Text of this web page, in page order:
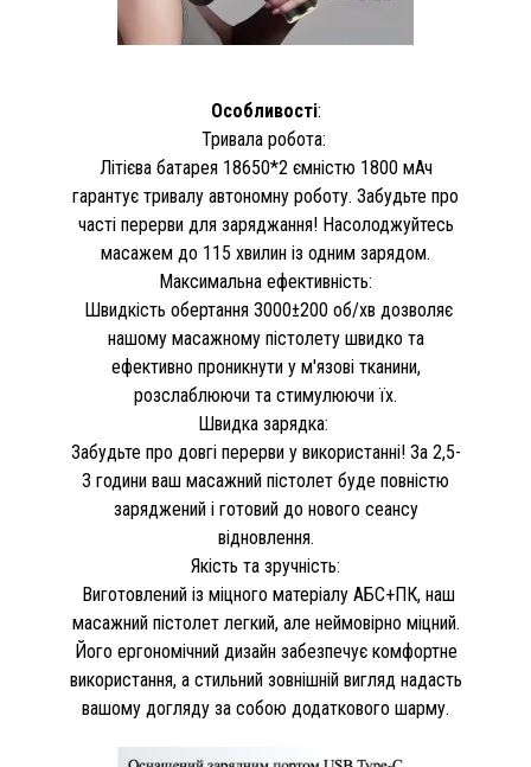
Особливості:
Тривала робота:
Літієва батарея 18650*2 ємністю 1800 мАч
гарантує тривалу автономну роботу. Забудьте про
часті перерви для заряджання! Насолоджуйтесь
масажем до 115 хвилин із одним зарядом.
Максимальна ефективність:
Швидкість обертання 3000±200 об/хв дозволяє
нашому масажному пістолету швидко та
ефективно проникнути у м'язові тканини,
розслаблюючи та стимулюючи їх.
Швидка зарядка:
Забудьте про довгі перерви у використанні! За 2,5-
3 години ваш масажний пістолет буде повністю
заряджений і готовий до нового сеансу
відновлення.
Якість та зручність:
Виготовлений із міцного матеріалу АБС+ПК, наш
масажний пістолет легкий, але неймовірно міцний.
Його ергономічний дизайн забезпечує комфортне
використання, а стильний зовнішній вигляд надасть
вашому догляду за собою додаткового шарму.